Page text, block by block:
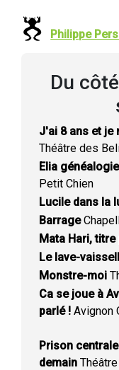
Philippe
Du
J'ai 8 ans et je
Théâtre des
Elia
Petit Chien
Lucile dans la
Barrage
Mata Hari,
Le lave-
Monstre-moi
Ca se joue à
parlé ! Avignon
Prison
demain